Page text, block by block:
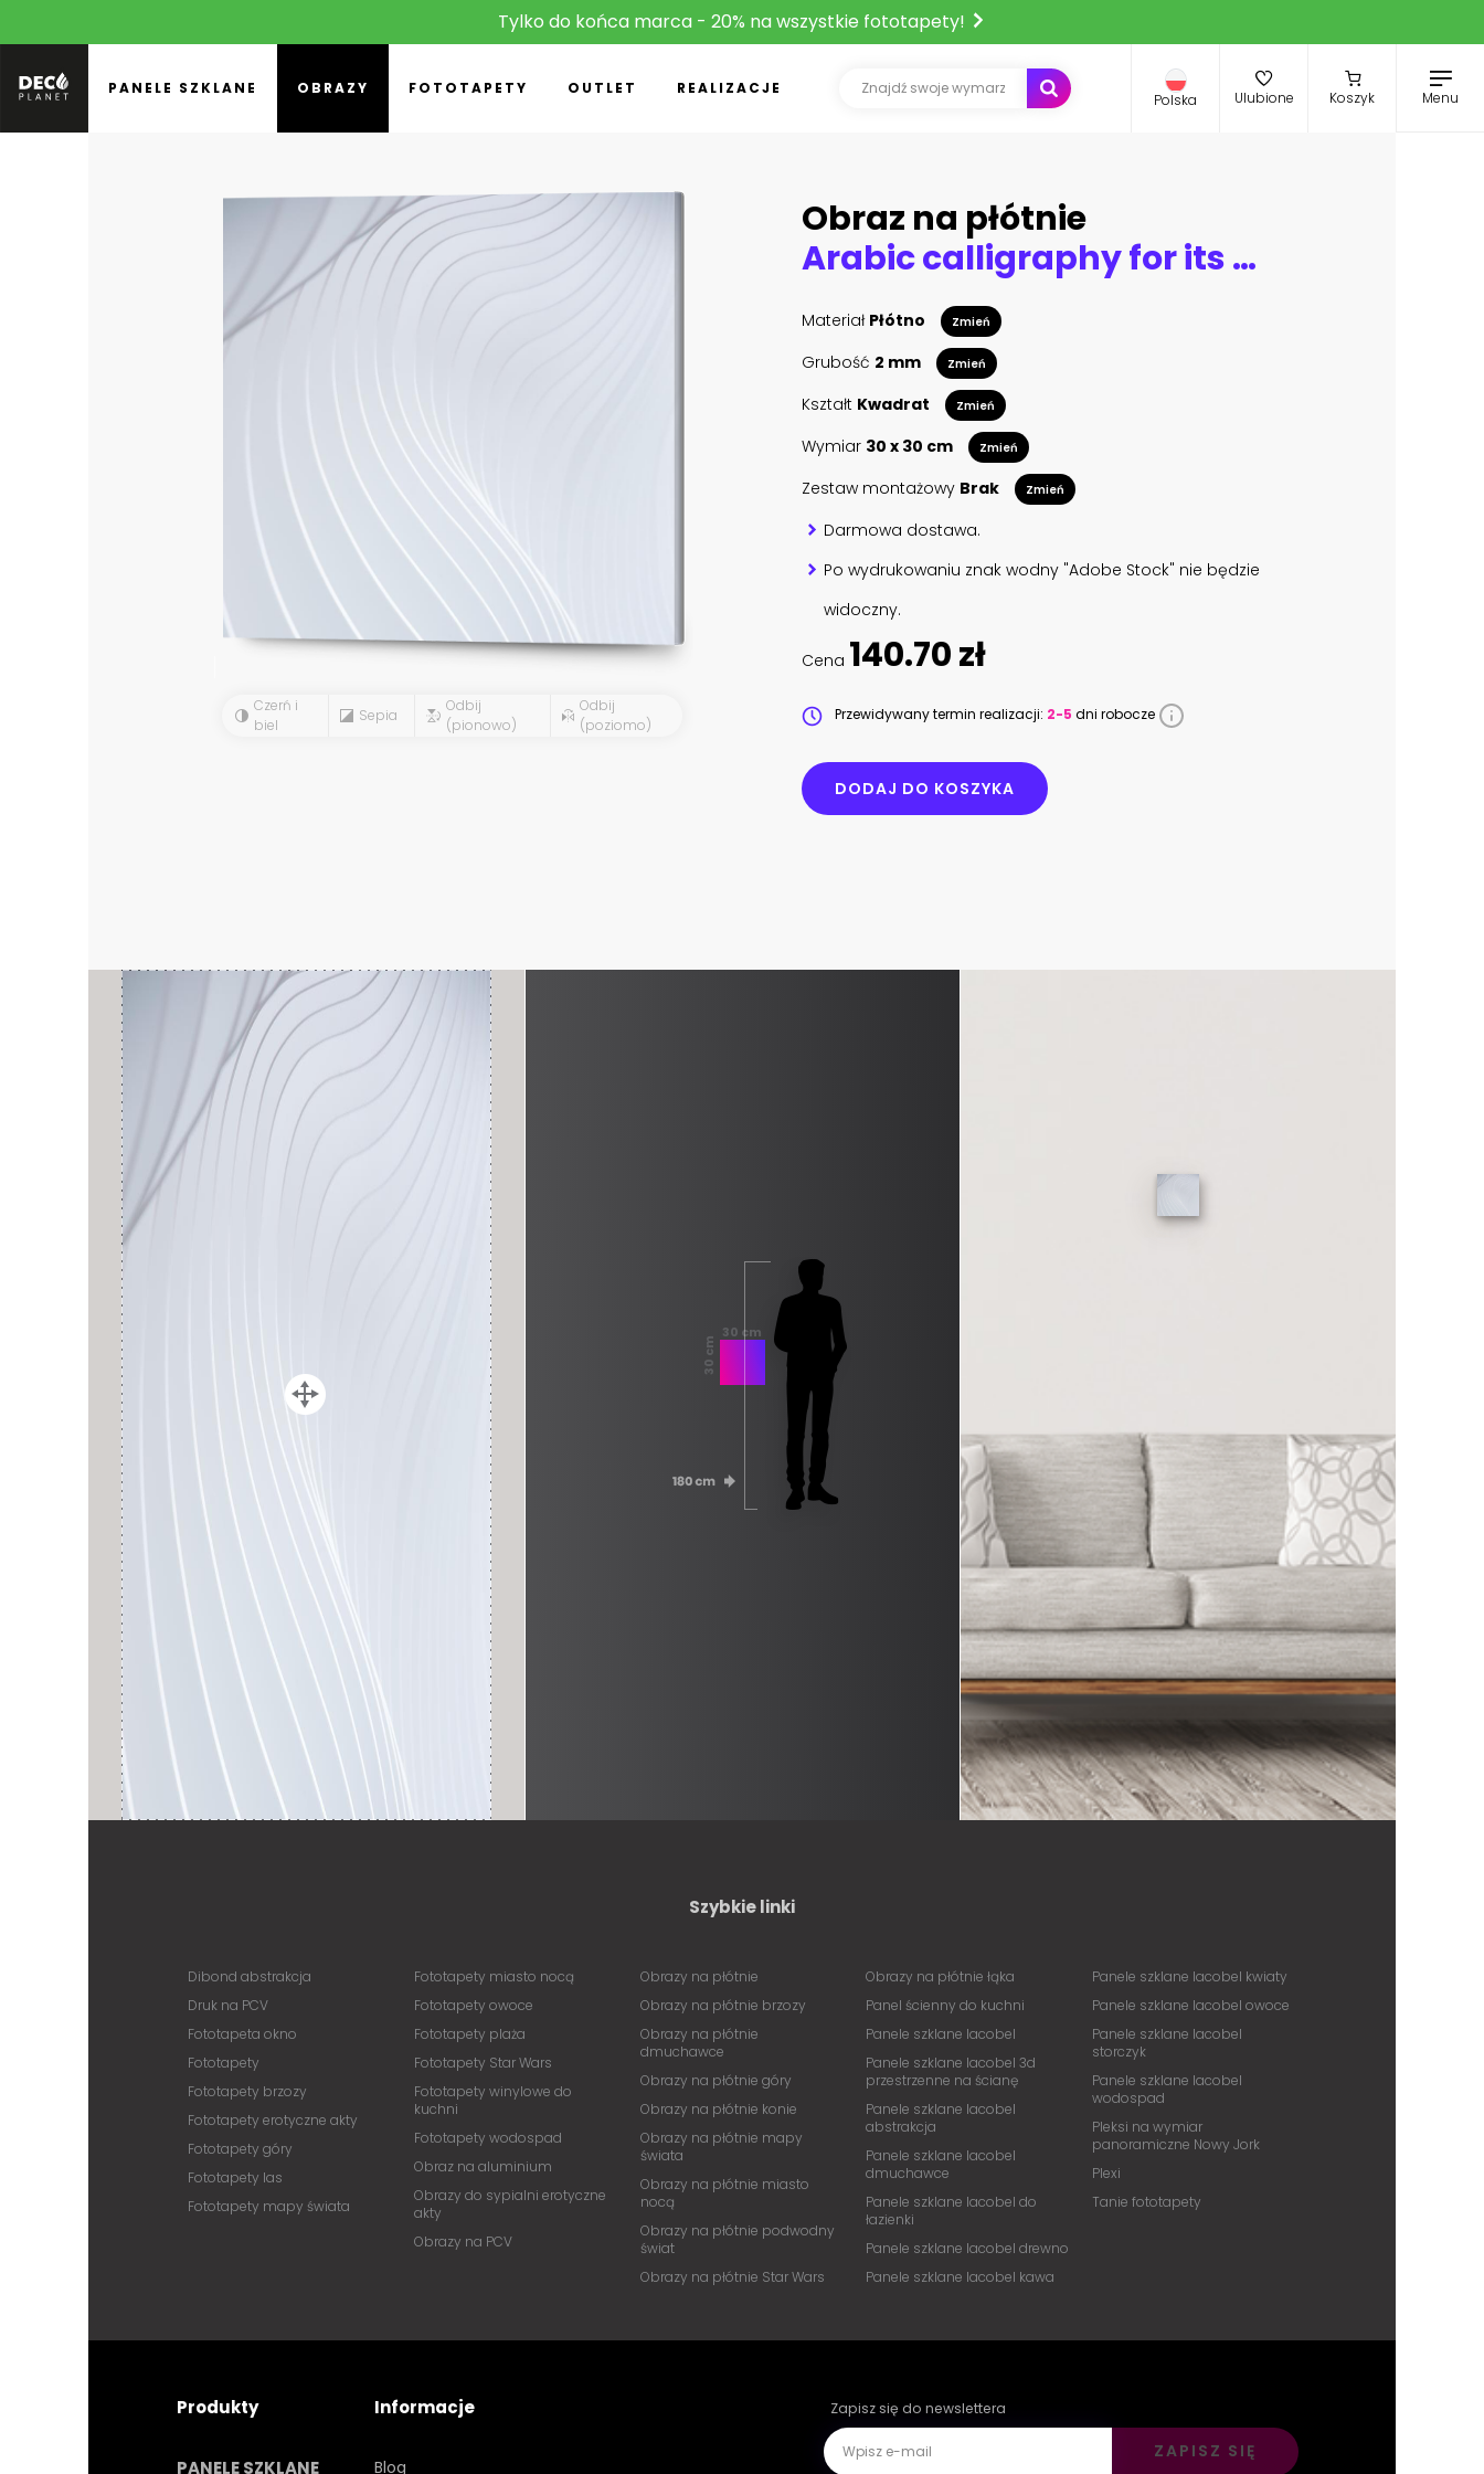
Tylko do końca marca - 20% na wszystkie fototapety!
PANELE SZKLANE OBRAZY FOTOTAPETY OUTLET REALIZACJE
Polska Ulubione Koszyk Menu
Czerń i
biel
Sepia
Odbij
(pionowo)
Odbij
(poziomo)
Obraz na płótnie
Arabic calligraphy for its translation - painting in Arabic calligraphy by the word Muhammad, the Prophet
Materiał Płótno Zmień
Grubość 2 mm Zmień
Kształt Kwadrat Zmień
Wymiar 30 x 30 cm Zmień
Zestaw montażowy Brak Zmień
Darmowa dostawa.
Po wydrukowaniu znak wodny "Adobe Stock" nie będzie
widoczny.
Cena 140.70 zł
Przewidywany termin realizacji: 2-5 dni robocze
DODAJ DO KOSZYKA
30 cm
30 cm
Szybkie linki
Dibond abstrakcja
Druk na PCV
Fototapeta okno
Fototapety
Fototapety brzozy
Fototapety erotyczne akty
Fototapety góry
Fototapety las
Fototapety mapy świata
Fototapety miasto nocą
Fototapety owoce
Fototapety plaża
Fototapety Star Wars
Fototapety winylowe do
kuchni
Fototapety wodospad
Obraz na aluminium
Obrazy do sypialni erotyczne
akty
Obrazy na PCV
Obrazy na płótnie
Obrazy na płótnie brzozy
Obrazy na płótnie
dmuchawce
Obrazy na płótnie góry
Obrazy na płótnie konie
Obrazy na płótnie mapy
świata
Obrazy na płótnie miasto
nocą
Obrazy na płótnie podwodny
świat
Obrazy na płótnie Star Wars
Obrazy na płótnie łąka
Panel ścienny do kuchni
Panele szklane lacobel
Panele szklane lacobel 3d
przestrzenne na ścianę
Panele szklane lacobel
abstrakcja
Panele szklane lacobel
dmuchawce
Panele szklane lacobel do
łazienki
Panele szklane lacobel drewno
Panele szklane lacobel kawa
Panele szklane lacobel kwiaty
Panele szklane lacobel owoce
Panele szklane lacobel
storczyk
Panele szklane lacobel
wodospad
Pleksi na wymiar
panoramiczne Nowy Jork
Plexi
Tanie fototapety
Produkty
PANELE SZKLANE
Informacje
Blog
Zapisz się do newslettera
ZAPISZ SIĘ